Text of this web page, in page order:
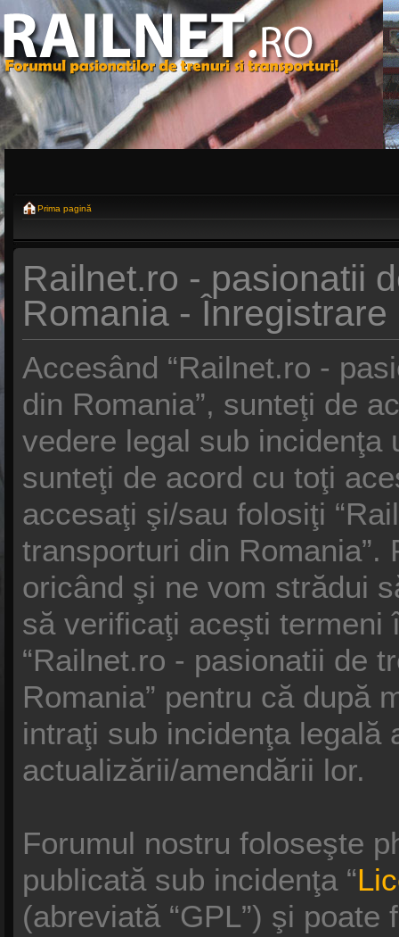
Prima pagină
Railnet.ro - pasionatii
Romania - Înregistrare
Accesând “Railnet.ro -
din Romania”, sunteţi de
vedere legal sub incidenţa
sunteţi de acord cu toţi
accesaţi şi/sau folosiţi
transporturi din
oricând şi ne vom strădui
să verificaţi aceşti termeni
“Railnet.ro - pasionatii de
Romania” pentru că după
intraţi sub incidenţa legală
actualizării/amendării lor.
Forumul nostru foloseşte
publicată sub incidenţa “
(abreviată “GPL”) şi